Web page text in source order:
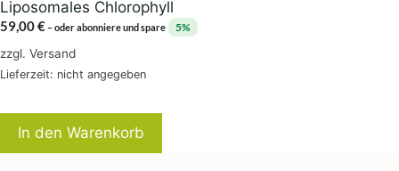
Liposomales Chlorophyll
59,00€ –oder abonniere und spare 5%
zzgl. Versand
Lieferzeit: nicht angegeben
In den Warenkorb